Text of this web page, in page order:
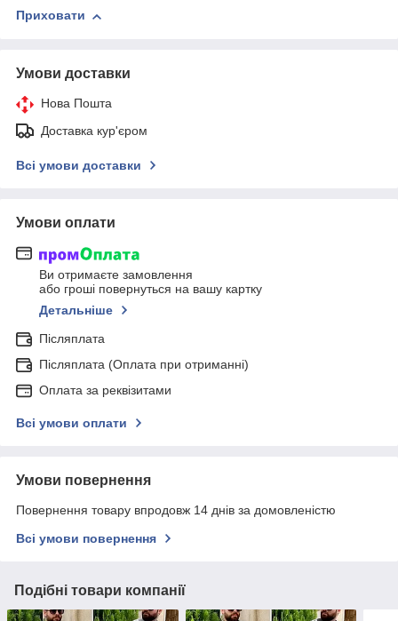
Приховати
Умови доставки
Нова Пошта
Доставка кур'єром
Всі умови доставки
Умови оплати
Ви отримаєте замовлення
або гроші повернуться на вашу картку
Детальніше
Післяплата
Післяплата (Оплата при отриманні)
Оплата за реквізитами
Всі умови оплати
Умови повернення
Повернення товару впродовж 14 днів за домовленістю
Всі умови повернення
Подібні товари компанії